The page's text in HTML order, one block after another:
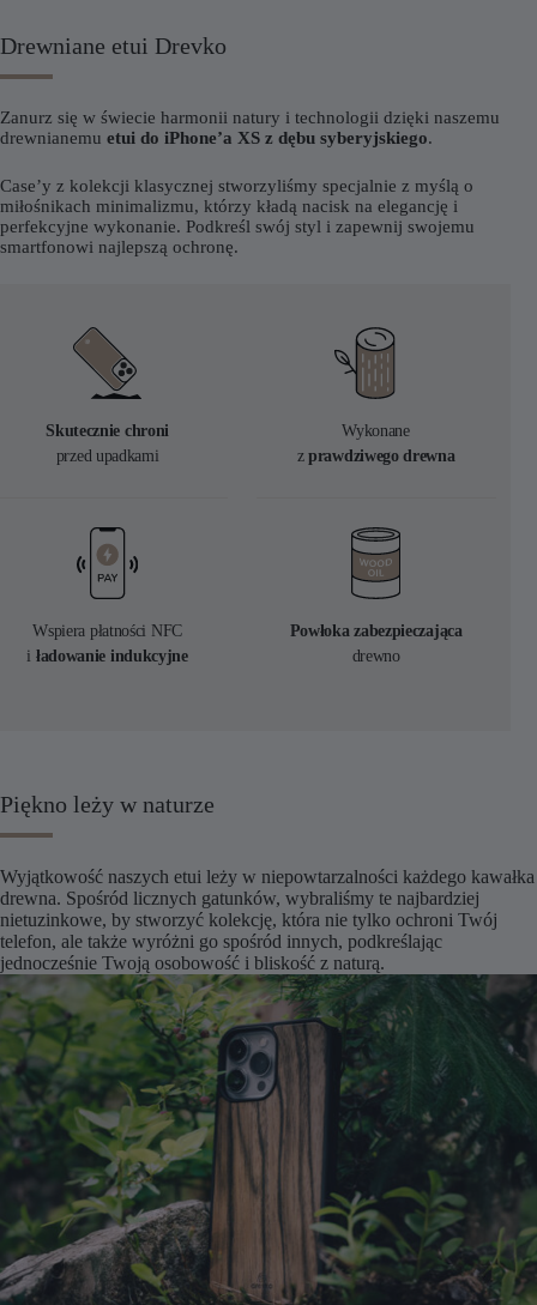
Drewniane etui Drevko
Zanurz się w świecie harmonii natury i technologii dzięki naszemu
drewnianemu etui do iPhone’a XS z dębu syberyjskiego.
Case’y z kolekcji klasycznej stworzyliśmy specjalnie z myślą o
miłośnikach minimalizmu, którzy kładą nacisk na elegancję i
perfekcyjne wykonanie. Podkreśl swój styl i zapewnij swojemu
smartfonowi najlepszą ochronę.
Skutecznie chroni
przed upadkami
Wspiera płatności NFC
i ładowanie indukcyjne
Wykonane
z prawdziwego drewna
Powłoka zabezpieczająca
drewno
Piękno leży w naturze
Wyjątkowość naszych etui leży w niepowtarzalności każdego kawałka
drewna. Spośród licznych gatunków, wybraliśmy te najbardziej
nietuzinkowe, by stworzyć kolekcję, która nie tylko ochroni Twój
telefon, ale także wyróżni go spośród innych, podkreślając
jednocześnie Twoją osobowość i bliskość z naturą.